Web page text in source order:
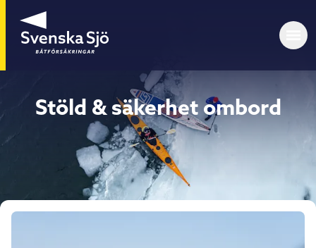
Stöld & säkerhet ombord